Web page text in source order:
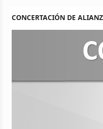
CONCERTACIÓN DE